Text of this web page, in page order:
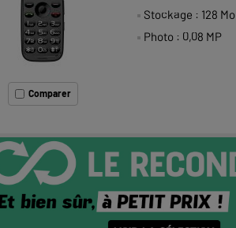
Comparer
Stockage : 128 Mo
Photo : 0,08 MP